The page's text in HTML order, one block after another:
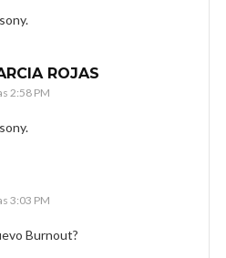
ROJAS
2:58 PM
3:03 PM
Burnout?